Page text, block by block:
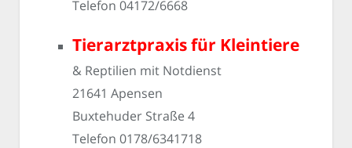
Telefon 04172/6668
Tierarztpraxis für Kleintiere
& Reptilien mit Notdienst
21641 Apensen
Buxtehuder Straße 4
Telefon 0178/6341718